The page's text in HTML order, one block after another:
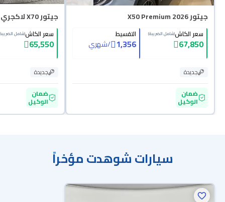
جيتور X50 Premium 2026
سعر الكاش(شامل الضريبة)
67,850
التقسيط
1,356
/شهري
جديدة
ضمان
الوكيل
جيتور X70 لاكجري 2026
سعر الكاش(شامل
65,550
جديدة
ضمان
الوكيل
سيارات شوهدت مؤخراً